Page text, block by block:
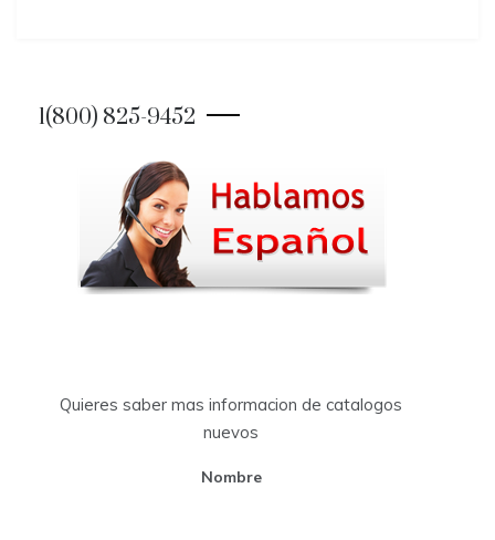
1(800) 825-9452
Quieres saber mas informacion de catalogos
nuevos
Nombre